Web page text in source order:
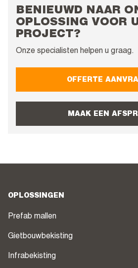
BENIEUWD NAAR
OPLOSSING VOOR
PROJECT?
Onze specialisten helpen u graag.
OFFERTE
MAAK EEN
OPLOSSINGEN
Prefab mallen
Gietbouwbekisting
Infrabekisting